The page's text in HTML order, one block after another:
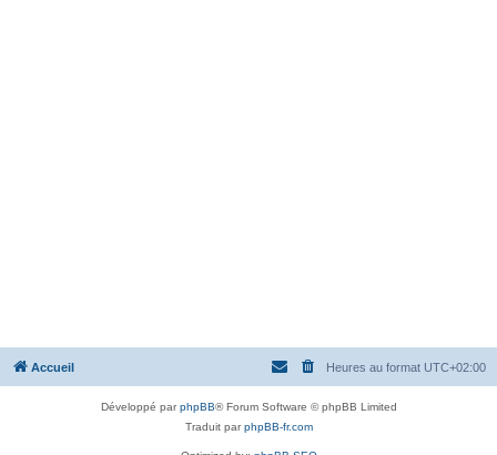
Accueil Heures au format UTC+02:00
Développé parphpBB® Forum Software © phpBB Limited
Traduit parphpBB-fr.com